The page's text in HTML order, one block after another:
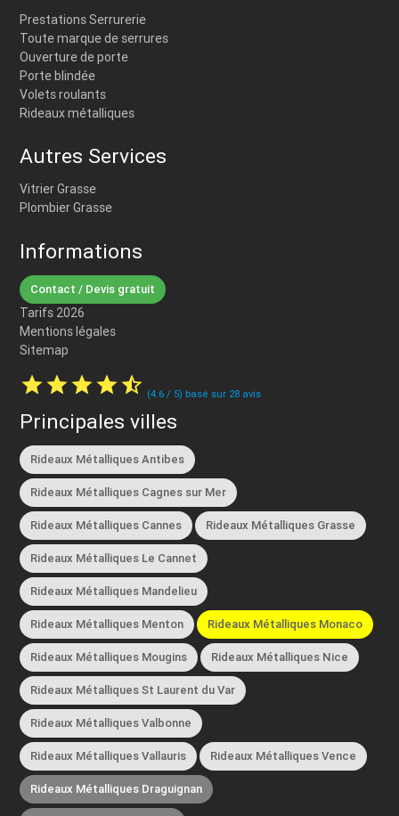
Prestations Serrurerie
Toute marque de serrures
Ouverture de porte
Porte blindée
Volets roulants
Rideaux métalliques
Autres Services
Vitrier Grasse
Plombier Grasse
Informations
Contact / Devis gratuit
Tarifs 2026
Mentions légales
Sitemap
starstarstarstarstar_half (4.6 / 5) basé sur 28 avis
Principales villes
Rideaux Métalliques Antibes
Rideaux Métalliques Cagnes sur Mer
Rideaux Métalliques Cannes Rideaux Métalliques Grasse
Rideaux Métalliques Le Cannet
Rideaux Métalliques Mandelieu
Rideaux Métalliques Menton Rideaux Métalliques Monaco
Rideaux Métalliques Mougins Rideaux Métalliques Nice
Rideaux Métalliques St Laurent du Var
Rideaux Métalliques Valbonne
Rideaux Métalliques Vallauris Rideaux Métalliques Vence
Rideaux Métalliques Draguignan